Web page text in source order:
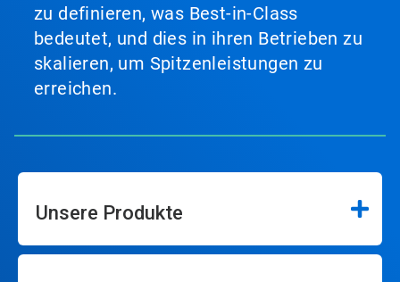
zu definieren, was Best-in-Class
bedeutet, und dies in ihren Betrieben zu
skalieren, um Spitzenleistungen zu
erreichen.
Unsere Produkte